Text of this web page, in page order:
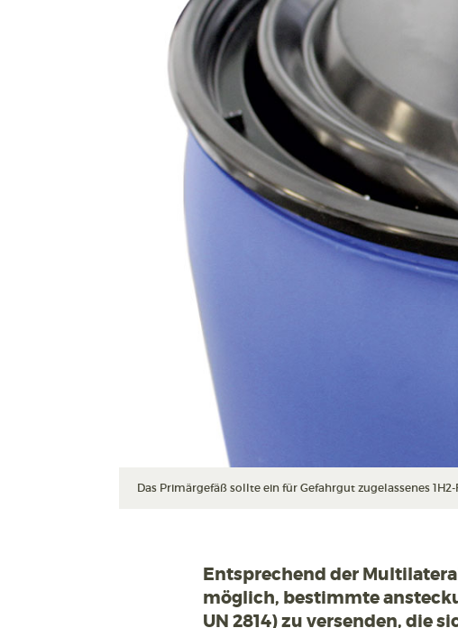
Das Primärgefäß sollte ein für Gefahrgut zugelassenes
Entsprechend der
möglich, bestimmte
UN 2814) zu versenden, die